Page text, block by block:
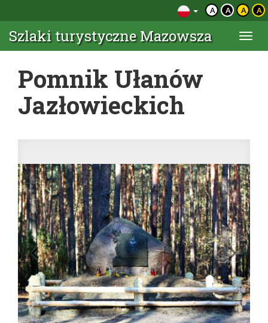
A A A A
Szlaki turystyczne Mazowsza
Pomnik Ułanów
Jazłowieckich